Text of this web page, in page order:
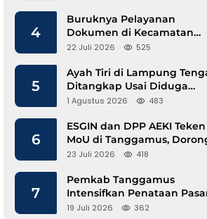
4
Buruknya Pelayanan
Dokumen di Kecamatan
Pangkalan Susu, Kinerja
22 Juli 2026 525
5
Ayah Tiri di Lampung
Ditangkap Usai Diduga
Hamili Anak di Bawah Umur
1 Agustus 2026 483
6
ESGIN dan DPP AEKI Teken
MoU di Tanggamus,
Ekonomi Hijau Berbasis
23 Juli 2026 418
7
Pemkab Tanggamus
Intensifkan Penataan
Pedagang Diajak Tempati
19 Juli 2026 362